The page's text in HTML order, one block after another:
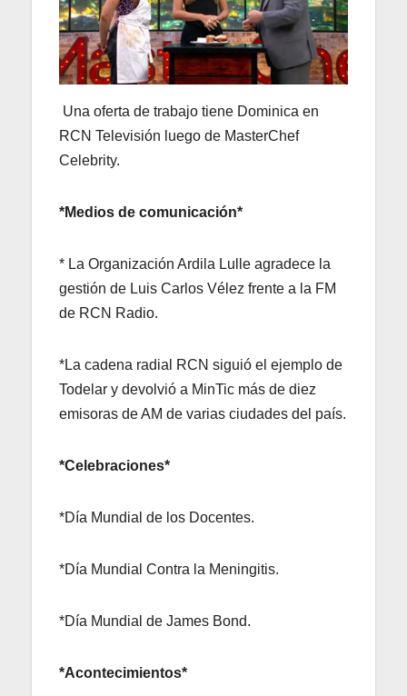
Una oferta de trabajo tiene Dominica en
RCN Televisión luego de MasterChef
Celebrity.
*Medios de comunicación*
* La Organización Ardila Lulle agradece la
gestión de Luis Carlos Vélez frente a la FM
de RCN Radio.
*La cadena radial RCN siguió el ejemplo de
Todelar y devolvió a MinTic más de diez
emisoras de AM de varias ciudades del país.
*Celebraciones*
*Día Mundial de los Docentes.
*Día Mundial Contra la Meningitis.
*Día Mundial de James Bond.
*Acontecimientos*